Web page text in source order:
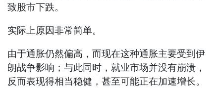
致股市下跌。
实际上原因非常简单。
由于通胀仍然偏高，而现在这种通胀主要受到伊
朗战争影响；与此同时，就业市场并没有崩溃，
反而表现得相当稳健，甚至可能正在加速增长。